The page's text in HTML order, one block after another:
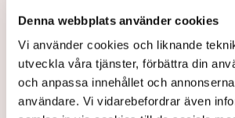
Denna webbplats använder cookies
Vi använder cookies och liknande
utveckla våra tjänster, förbättra din
och anpassa innehållet och
användare. Vi vidarebefordrar även
expandera och möta industrins behov
som en grundläggande förutsättning
konkurrenskraft och då är det viktigt
leveranssäkerhet och att kunna visa
Sverige är ett land där vi har rådighet
energiförsörjning och att vi kommer att